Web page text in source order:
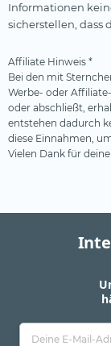
Informationen
sicherstellen, dass
Affiliate Hinweis *
Bei den mit
Werbe- oder
oder abschließt,
entstehen dadurch
diese Einnahmen,
Vielen Dank für